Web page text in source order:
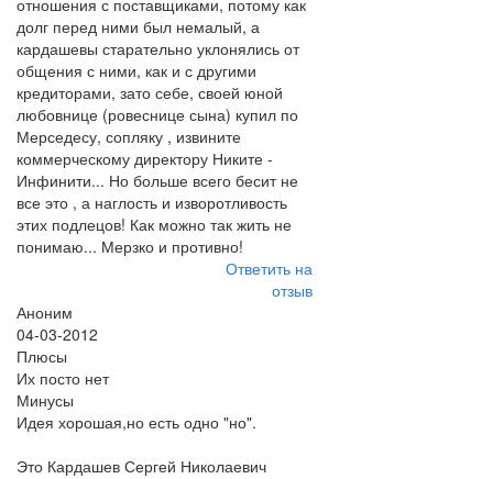
отношения с поставщиками, потому как
долг перед ними был немалый, а
кардашевы старательно уклонялись от
общения с ними, как и с другими
кредиторами, зато себе, своей юной
любовнице (ровеснице сына) купил по
Мерседесу, сопляку , извините
коммерческому директору Никите -
Инфинити... Но больше всего бесит не
все это , а наглость и изворотливость
этих подлецов! Как можно так жить не
понимаю... Мерзко и противно!
Ответить на
отзыв
Аноним
04-03-2012
Плюсы
Их посто нет
Минусы
Идея хорошая,но есть одно "но".
Это Кардашев Сергей Николаевич